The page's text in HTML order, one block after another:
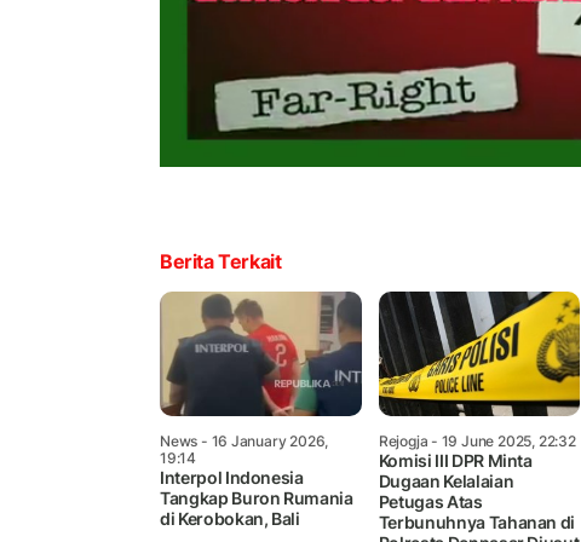
Berita Terkait
News - 16 January 2026,
19:14
Interpol Indonesia
Tangkap Buron Rumania
di Kerobokan, Bali
Rejogja - 19 June 2025, 22:32
Komisi III DPR Minta
Dugaan Kelalaian
Petugas Atas
Terbunuhnya Tahanan di